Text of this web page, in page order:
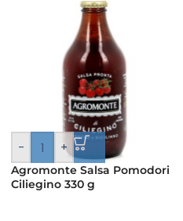
- +
Agromonte Salsa Pomodori
Ciliegino 330 g